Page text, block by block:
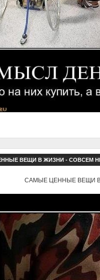
ВЕЩИ В ЖИЗНИ - СОВСЕМ
САМЫЕ ЦЕННЫЕ ВЕЩИ В